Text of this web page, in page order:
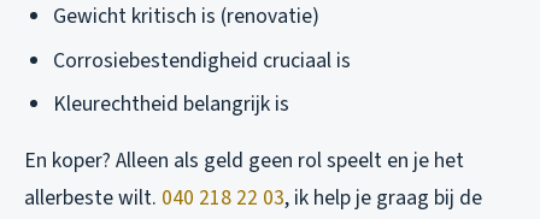
Gewicht kritisch is (renovatie)
Corrosiebestendigheid cruciaal is
Kleurechtheid belangrijk is
En koper? Alleen als geld geen rol speelt en je het
allerbeste wilt. 040 218 22 03, ik help je graag bij de